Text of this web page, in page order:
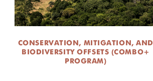
CONSERVATION, MITIGATION, AND
BIODIVERSITY OFFSETS (COMBO+
PROGRAM)